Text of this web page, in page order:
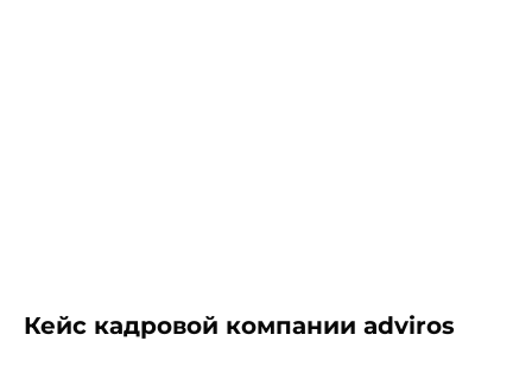
Кейс кадровой компании adviros